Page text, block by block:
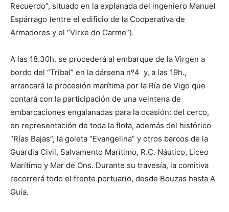
Recuerdo”, situado en la explanada del ingeniero Manuel
Espárrago (entre el edificio de la Cooperativa de
Armadores y el “Virxe do Carme”).
A las 18.30h. se procederá al embarque de la Virgen a
bordo del “Tribal” en la dársena nº4 y, a las 19h.,
arrancará la procesión marítima por la Ría de Vigo que
contará con la participación de una veintena de
embarcaciones engalanadas para la ocasión: del cerco,
en representación de toda la flota, además del histórico
“Rías Bajas”, la goleta “Evangelina” y otros barcos de la
Guardia Civil, Salvamento Marítimo, R.C. Náutico, Liceo
Marítimo y Mar de Ons. Durante su travesía, la comitiva
recorrerá todo el frente portuario, desde Bouzas hasta A
Guía.